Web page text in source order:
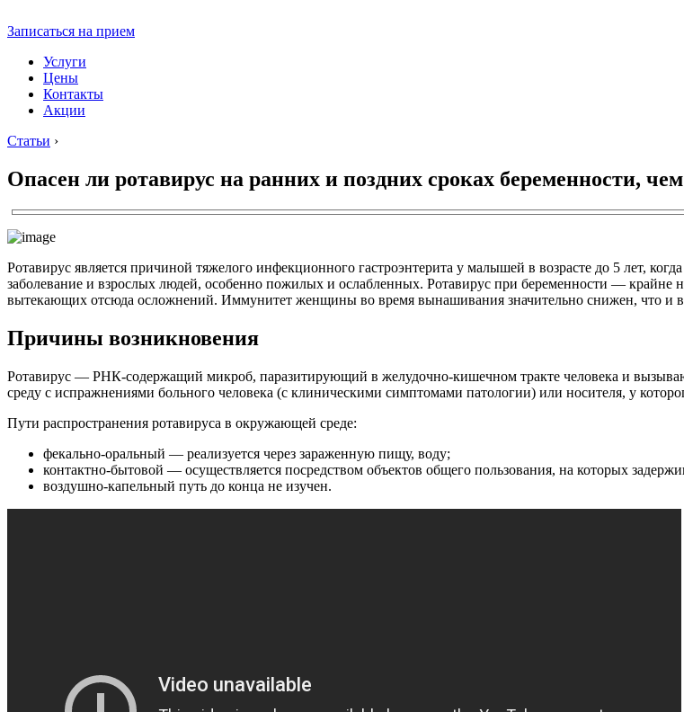
Записаться на прием
Услуги
Цены
Контакты
Акции
Статьи ›
Опасен ли ротавирус на ранних и поздних сроках беременности,
Ротавирус является причиной тяжелого инфекционного гастроэнтерита у малышей в возрасте до 5 лет,
заболевание и взрослых людей, особенно пожилых и ослабленных. Ротавирус при беременности — крайне
вытекающих отсюда осложнений. Иммунитет женщины во время вынашивания значительно снижен, что и
Причины возникновения
Ротавирус — РНК-содержащий микроб, паразитирующий в желудочно-кишечном тракте человека и
среду с испражнениями больного человека (с клиническими симптомами патологии) или носителя, у
Пути распространения ротавируса в окружающей среде:
фекально-оральный — реализуется через зараженную пищу, воду;
контактно-бытовой — осуществляется посредством объектов общего пользования, на которых
воздушно-капельный путь до конца не изучен.